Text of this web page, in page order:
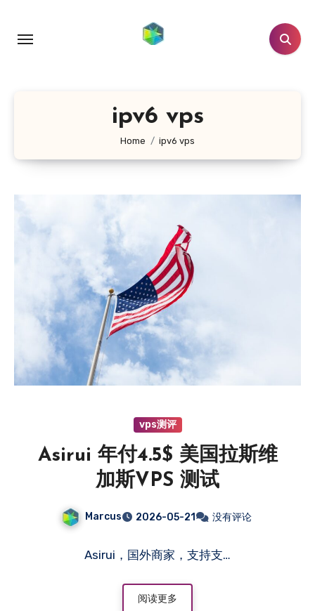
ipv6 vps
Home ipv6 vps
vps测评
Asirui 年付4.5$ 美国拉斯维
加斯VPS 测试
Marcus 2026-05-21 没有评论
Asirui，国外商家，支持支…
阅读更多